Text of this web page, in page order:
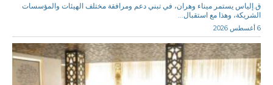
ق.إلياس يستمر ميناء وهران، في تبني دعم ومرافقة مختلف الهيئات والمؤسسات
الشريكة، وهذا مع استقبال...
6 أغسطس 2026